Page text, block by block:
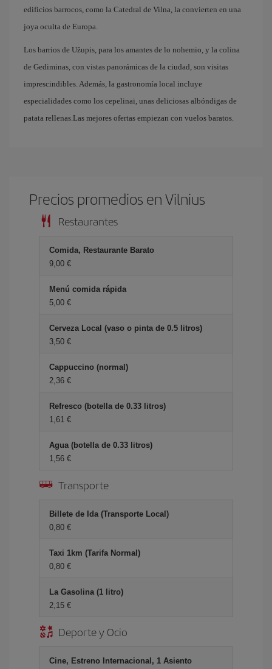
edificios barrocos, como la Catedral de Vilna, la convierten en una
joya oculta de Europa.
Los barrios de Užupis, para los amantes de lo nohemio, y la colina
de Gediminas, con vistas panorámicas de la ciudad, son visitas
imprescindibles. Además, la gastronomía local incluye
especialidades como los cepelinai, unas deliciosas albóndigas de
patata rellenas.Las mejores ofertas empiezan con vuelos baratos.
Precios promedios en Vilnius
Restaurantes
Comida, Restaurante Barato
9,00 €
Menú comida rápida
5,00 €
Cerveza Local (vaso o pinta de 0.5 litros)
3,50 €
Cappuccino (normal)
2,36 €
Refresco (botella de 0.33 litros)
1,61 €
Agua (botella de 0.33 litros)
1,56 €
Transporte
Billete de Ida (Transporte Local)
0,80 €
Taxi 1km (Tarifa Normal)
0,80 €
La Gasolina (1 litro)
2,15 €
Deporte y Ocio
Cine, Estreno Internacional, 1 Asiento